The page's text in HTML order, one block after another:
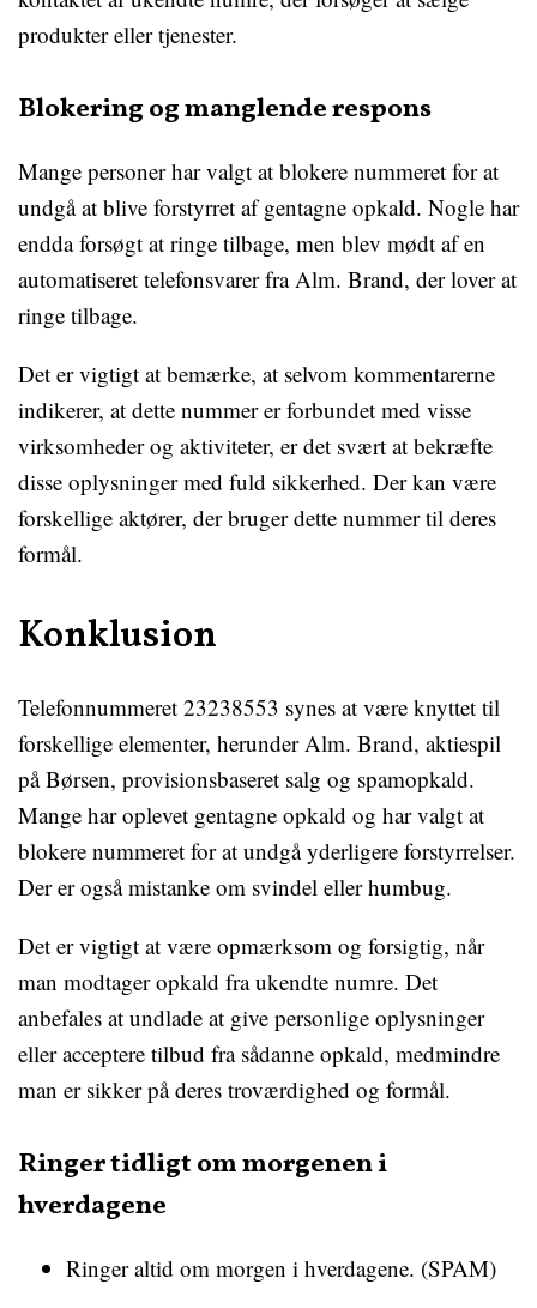
produkter eller tjenester.
Blokering og manglende respons
Mange personer har valgt at blokere nummeret for at
undgå at blive forstyrret af gentagne opkald. Nogle har
endda forsøgt at ringe tilbage, men blev mødt af en
automatiseret telefonsvarer fra Alm. Brand, der lover at
ringe tilbage.
Det er vigtigt at bemærke, at selvom kommentarerne
indikerer, at dette nummer er forbundet med visse
virksomheder og aktiviteter, er det svært at bekræfte
disse oplysninger med fuld sikkerhed. Der kan være
forskellige aktører, der bruger dette nummer til deres
formål.
Konklusion
Telefonnummeret 23238553 synes at være knyttet til
forskellige elementer, herunder Alm. Brand, aktiespil
på Børsen, provisionsbaseret salg og spamopkald.
Mange har oplevet gentagne opkald og har valgt at
blokere nummeret for at undgå yderligere forstyrrelser.
Der er også mistanke om svindel eller humbug.
Det er vigtigt at være opmærksom og forsigtig, når
man modtager opkald fra ukendte numre. Det
anbefales at undlade at give personlige oplysninger
eller acceptere tilbud fra sådanne opkald, medmindre
man er sikker på deres troværdighed og formål.
Ringer tidligt om morgenen i
hverdagene
Ringer altid om morgen i hverdagene. (SPAM)